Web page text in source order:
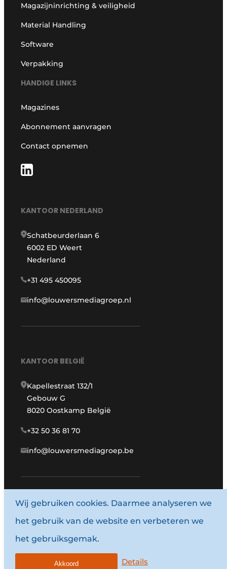
Magazijninrichting & veiligheid
Material Handling
Software
Verpakking
HANDIGE LINKS
Magazines
Abonnement aanvragen
Contact opnemen
KANTOOR NEDERLAND
Schatbeurderlaan 6
6002 ED Weert
Nederland
+31 495 450095
info@louwersmediagroep.nl
KANTOOR BELGIË
Kapellestraat 132/1
Gebouw G
8020 Oostkamp België
+32 50 36 81 70
info@louwersmediagroep.be
www.louwersmediagroep.com
© 1987 - 2026 Louwersmediagroep.
Algemene voorwaarden
Wij gebruiken cookies. Daarmee analyseren we
het gebruik van de website en verbeteren we
het gebruiksgemak.
Details
Akkoord